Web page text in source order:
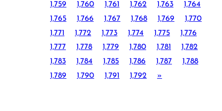
1,759
1,760 1,761 1,762 1,763
1,764
1,765
1,766 1,767 1,768 1,769
1,770
1,771
1,772 1,773 1,774 1,775
1,776
1,777
1,778 1,779 1,780 1,781
1,782
1,783
1,784 1,785 1,786 1,787
1,788
1,789
1,790 1,791 1,792 »